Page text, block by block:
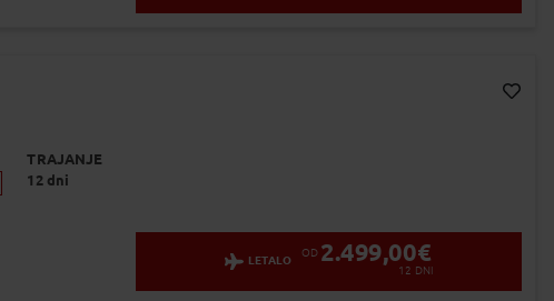
TRAJANJE
12 dni
LETALO
OD 2.499,00€
12 DNI